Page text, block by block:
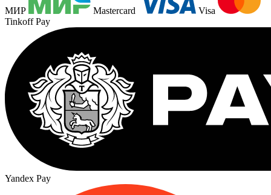
МИР Mastercard
Visa
Tinkoff Pay
Yandex Pay